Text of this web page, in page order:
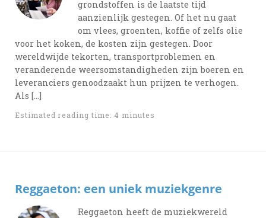
grondstoffen is de laatste tijd
aanzienlijk gestegen. Of het nu gaat
om vlees, groenten, koffie of zelfs olie
voor het koken, de kosten zijn gestegen. Door
wereldwijde tekorten, transportproblemen en
veranderende weersomstandigheden zijn boeren en
leveranciers genoodzaakt hun prijzen te verhogen.
Als […]
Estimated reading time: 4 minutes
Reggaeton: een uniek muziekgenre
Reggaeton heeft de muziekwereld